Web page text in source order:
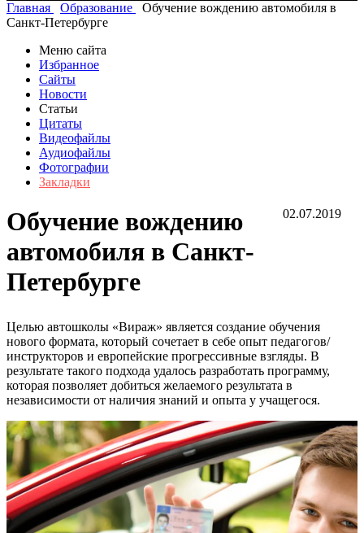
Главная
Образование
Обучение вождению автомобиля в
Санкт-Петербурге
Меню сайта
Избранное
Сайты
Новости
Статьи
Цитаты
Видеофайлы
Аудиофайлы
Фотографии
Закладки
02.07.2019
Обучение вождению
автомобиля в Санкт-
Петербурге
Целью автошколы «Вираж» является создание обучения
нового формата, который сочетает в себе опыт педагогов/
инструкторов и европейские прогрессивные взгляды. В
результате такого подхода удалось разработать программу,
которая позволяет добиться желаемого результата в
независимости от наличия знаний и опыта у учащегося.